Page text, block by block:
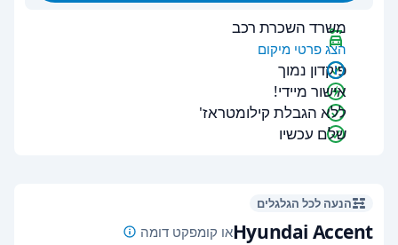
משרד השכרת רכב
הצג פרטי מיקום
פיקדון נמוך
אישור מיידי!
ללא הגבלת קילומטראז'
שלם עכשיו
הנעה לכל הגלגלים
Hyundai Accentאו קומפקט דומה